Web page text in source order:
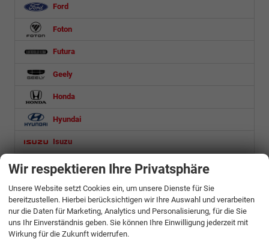
Ford
Foton
Futura
Geely
Honda
Hyundai
Isuzu
Iveco
Jaecoo
Jeep
KGM
Wir respektieren Ihre Privatsphäre
Unsere Website setzt Cookies ein, um unsere Dienste für Sie
bereitzustellen. Hierbei berücksichtigen wir Ihre Auswahl und verarbeiten
nur die Daten für Marketing, Analytics und Personalisierung, für die Sie
uns Ihr Einverständnis geben. Sie können Ihre Einwilligung jederzeit mit
Wirkung für die Zukunft widerrufen.